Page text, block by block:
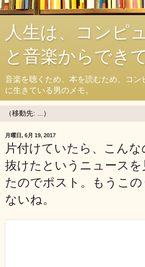
人生は、コンピ
と音楽からでき
音楽を聴くため、本を読むため、コン
に生きている男のメモ。
月曜日, 6月 19, 2017
片付けていたら、こん
抜けたというニュースを
たのでポスト。もうこ
ないね。